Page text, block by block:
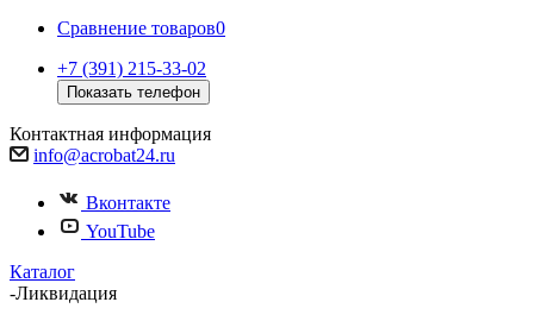
Сравнение товаров0
+7 (391) 215-33-02
Показать телефон
Контактная информация
info@acrobat24.ru
Вконтакте
YouTube
Каталог
-Ликвидация